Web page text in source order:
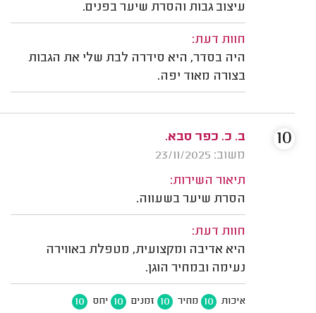
עיצוב גבות והסרת שיער בפנים.
חוות דעת:
היה בסדר, היא סידרה לבת שלי את הגבות
בצורה מאוד יפה.
ב. כ. כפר סבא.
משוב: 23/11/2025
תיאור השירות:
הסרת שיער בשעווה.
חוות דעת:
היא אדיבה ומקצועית, מטפלת באווירה
נעימה ובמחיר הוגן.
איכות 10 מחיר 10 זמנים 10 יחס 10
10